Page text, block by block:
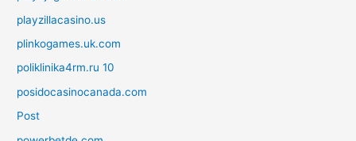
playzillacasino.us
plinkogames.uk.com
poliklinika4rm.ru 10
posidocasinocanada.com
Post